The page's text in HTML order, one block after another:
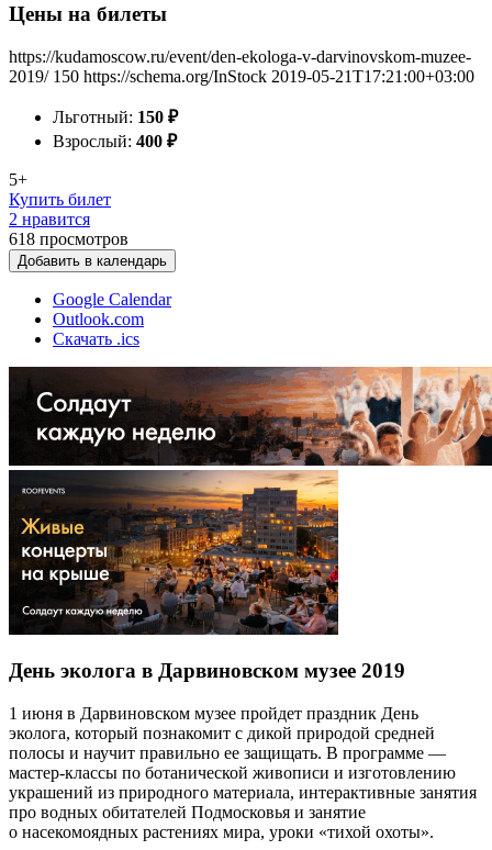
Цены на билеты
https://kudamoscow.ru/event/den-ekologa-v-darvinovskom-muzee-
2019/ 150 https://schema.org/InStock 2019-05-21T17:21:00+03:00
Льготный: 150 ₽
Взрослый: 400 ₽
5+
Купить билет
2 нравится
618 просмотров
Добавить в календарь
Google Calendar
Outlook.com
Скачать .ics
День эколога в Дарвиновском музее 2019
1 июня в Дарвиновском музее пройдет праздник День
эколога, который познакомит с дикой природой средней
полосы и научит правильно ее защищать. В программе —
мастер-классы по ботанической живописи и изготовлению
украшений из природного материала, интерактивные занятия
про водных обитателей Подмосковья и занятие
о насекомоядных растениях мира, уроки «тихой охоты».